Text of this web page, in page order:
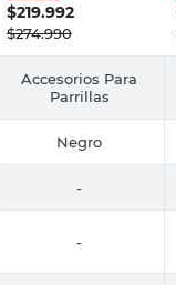
$219.992
$274.990
Accesorios Para
Parrillas
Negro
-
-